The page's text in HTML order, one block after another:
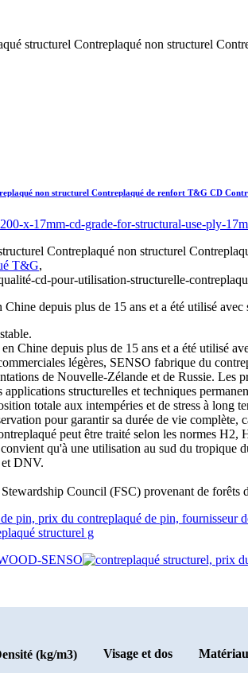
structurel Contreplaqué non structurel
non structurel Contreplaqué de renfort T&G CD
Contreplaqué non structurel
T&G,
depuis plus de 15 ans et a été utilisé
Chine depuis plus de 15 ans et a été utilisé
légères, SENSO fabrique du
de Nouvelle-Zélande et de Russie. Les
structurelles et techniques
totale aux intempéries et de stress à long
pour garantir sa durée de vie complète,
peut être traité selon les normes
qu'à une utilisation au sud du tropique
et DNV.
Council (FSC) provenant de forêts
(kg/m3) Visage et dos